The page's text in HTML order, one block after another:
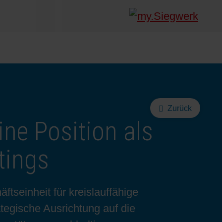
Zurück
Position als
für kreislauffähige
Ausrichtung auf die